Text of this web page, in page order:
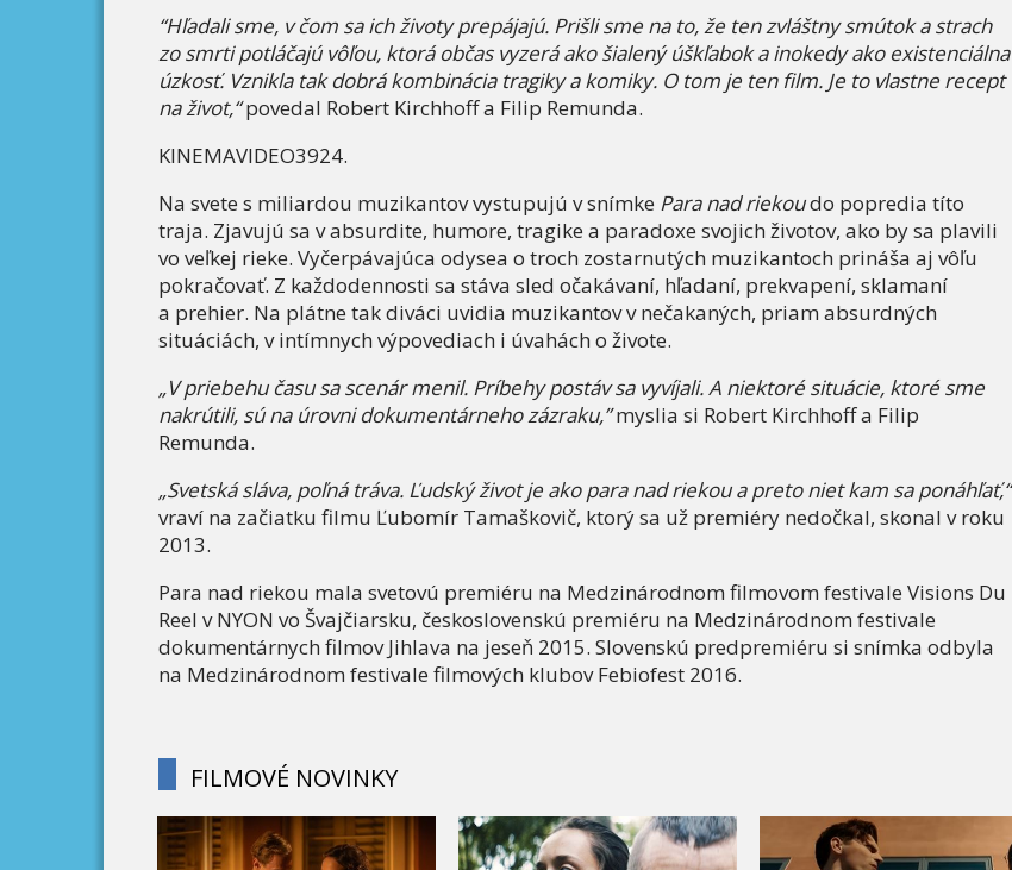
“Hľadali sme, v čom sa ich životy prepájajú. Prišli sme na to, že ten zvláštny smútok a strach
zo smrti potláčajú vôľou, ktorá občas vyzerá ako šialený úškľabok a inokedy ako existenciálna
úzkosť. Vznikla tak dobrá kombinácia tragiky a komiky. O tom je ten film. Je to vlastne recept
na život,“povedal Robert Kirchhoff a Filip Remunda.
KINEMAVIDEO3924.
Na svete s miliardou muzikantov vystupujú v snímke Para nad riekoudo popredia títo
traja. Zjavujú sa v absurdite, humore, tragike a paradoxe svojich životov, ako by sa plavili
vo veľkej rieke. Vyčerpávajúca odysea o troch zostarnutých muzikantoch prináša aj vôľu
pokračovať. Z každodennosti sa stáva sled očakávaní, hľadaní, prekvapení, sklamaní
a prehier. Na plátne tak diváci uvidia muzikantov v nečakaných, priam absurdných
situáciách, v intímnych výpovediach i úvahách o živote.
„V priebehu času sa scenár menil. Príbehy postáv sa vyvíjali. A niektoré situácie, ktoré sme
nakrútili, sú na úrovni dokumentárneho zázraku,”myslia si Robert Kirchhoff a Filip
Remunda.
„Svetská sláva, poľná tráva. Ľudský život je ako para nad riekou a preto niet kam sa ponáhľať,“
vraví na začiatku filmu Ľubomír Tamaškovič, ktorý sa už premiéry nedočkal, skonal v roku
2013.
Para nad riekou mala svetovú premiéru na Medzinárodnom filmovom festivale Visions Du
Reel v NYON vo Švajčiarsku, československú premiéru na Medzinárodnom festivale
dokumentárnych filmov Jihlava na jeseň 2015. Slovenskú predpremiéru si snímka odbyla
na Medzinárodnom festivale filmových klubov Febiofest 2016.
FILMOVÉ NOVINKY